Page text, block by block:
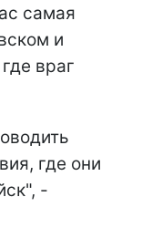
самая
и
враг
где они
-